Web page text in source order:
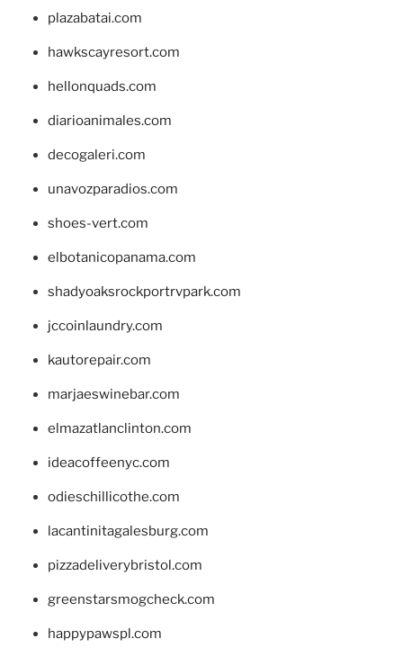
plazabatai.com
hawkscayresort.com
hellonquads.com
diarioanimales.com
decogaleri.com
unavozparadios.com
shoes-vert.com
elbotanicopanama.com
shadyoaksrockportrvpark.com
jccoinlaundry.com
kautorepair.com
marjaeswinebar.com
elmazatlanclinton.com
ideacoffeenyc.com
odieschillicothe.com
lacantinitagalesburg.com
pizzadeliverybristol.com
greenstarsmogcheck.com
happypawspl.com